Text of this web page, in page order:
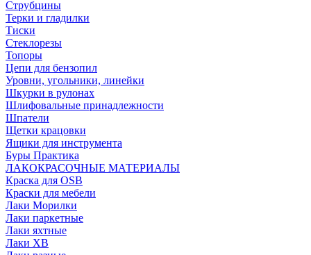
Струбцины
Терки и гладилки
Тиски
Стеклорезы
Топоры
Цепи для бензопил
Уровни, угольники, линейки
Шкурки в рулонах
Шлифовальные принадлежности
Шпатели
Щетки крацовки
Ящики для инструмента
Буры Практика
ЛАКОКРАСОЧНЫЕ МАТЕРИАЛЫ
Краска для OSB
Краски для мебели
Лаки Морилки
Лаки паркетные
Лаки яхтные
Лаки ХВ